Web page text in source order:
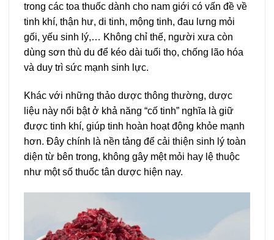
trong các toa thuốc dành cho nam giới có vấn đề về
tinh khí, thận hư, di tinh, mộng tinh, đau lưng mỏi
gối, yếu sinh lý,… Không chỉ thế, người xưa còn
dùng sơn thù du để kéo dài tuổi thọ, chống lão hóa
và duy trì sức mạnh sinh lực.
Khác với những thảo dược thông thường, dược
liệu này nổi bật ở khả năng “cố tinh” nghĩa là giữ
được tinh khí, giúp tinh hoàn hoạt động khỏe mạnh
hơn. Đây chính là nền tảng để cải thiện sinh lý toàn
diện từ bên trong, không gây mệt mỏi hay lệ thuộc
như một số thuốc tân dược hiện nay.